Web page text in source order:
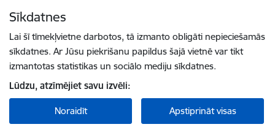
Sīkdatnes
Lai šī tīmekļvietne darbotos, tā izmanto obligāti nepieciešamās
sīkdatnes. Ar Jūsu piekrišanu papildus šajā vietnē var tikt
izmantotas statistikas un sociālo mediju sīkdatnes.
Lūdzu, atzīmējiet savu izvēli:
Noraidīt Apstiprināt visas